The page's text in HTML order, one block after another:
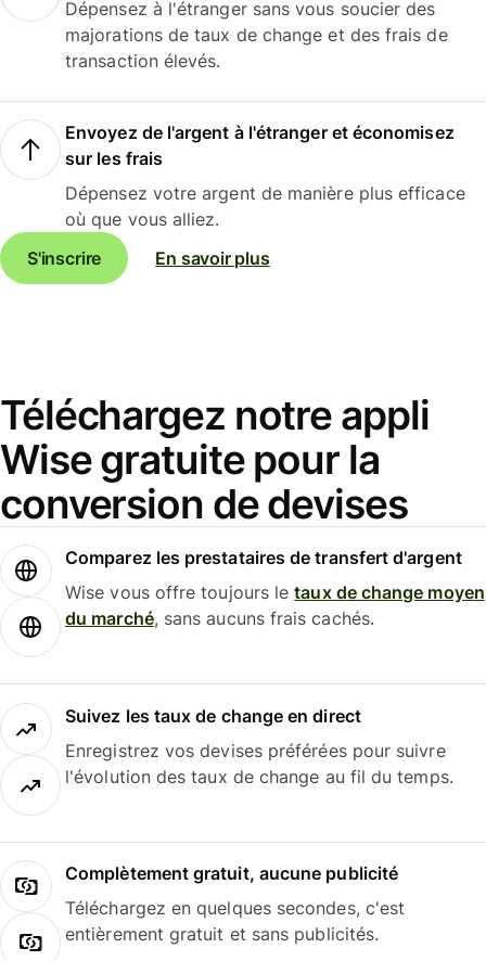
Dépensez à l'étranger sans vous soucier des
majorations de taux de change et des frais de
transaction élevés.
Envoyez de l'argent à l'étranger et économisez
sur les frais
Dépensez votre argent de manière plus efficace
où que vous alliez.
S'inscrire
En savoir plus
Téléchargez notre appli
Wise gratuite pour la
conversion de devises
Comparez les prestataires de transfert d'argent
Wise vous offre toujours letaux de change moyen
du marché, sans aucuns frais cachés.
Suivez les taux de change en direct
Enregistrez vos devises préférées pour suivre
l'évolution des taux de change au fil du temps.
Complètement gratuit, aucune publicité
Téléchargez en quelques secondes, c'est
entièrement gratuit et sans publicités.